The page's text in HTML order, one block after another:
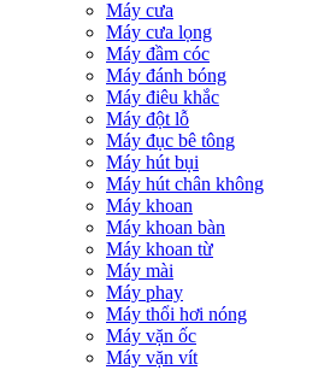
Máy cưa
Máy cưa lọng
Máy đầm cóc
Máy đánh bóng
Máy điêu khắc
Máy đột lỗ
Máy đục bê tông
Máy hút bụi
Máy hút chân không
Máy khoan
Máy khoan bàn
Máy khoan từ
Máy mài
Máy phay
Máy thổi hơi nóng
Máy vặn ốc
Máy vặn vít